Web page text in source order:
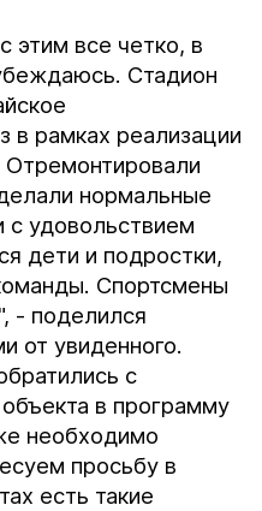
этим все четко, в
Стадион
в рамках реализации
Отремонтировали
нормальные
удовольствием
дети и подростки,
Спортсмены
- поделился
от увиденного.
с
в программу
необходимо
просьбу в
есть такие